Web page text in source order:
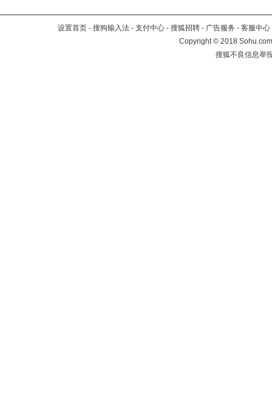
设置首页 - 搜狗输入法 - 支付中心 - 搜狐招聘 - 广告服务 - 客服中心
Copyright©2018
搜狐不良信息举